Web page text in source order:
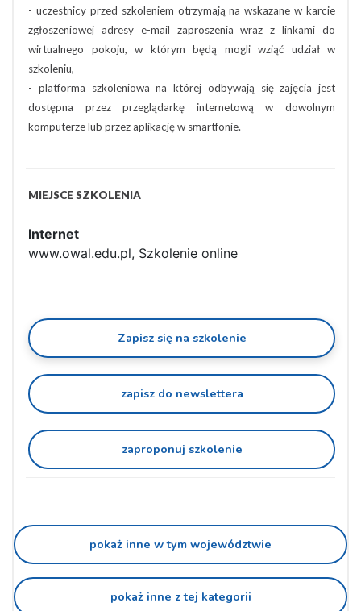
- uczestnicy przed szkoleniem otrzymają na wskazane w karcie
zgłoszeniowej adresy e-mail zaproszenia wraz z linkami do
wirtualnego pokoju, w którym będą mogli wziąć udział w
szkoleniu,
- platforma szkoleniowa na której odbywają się zajęcia jest
dostępna przez przeglądarkę internetową w dowolnym
komputerze lub przez aplikację w smartfonie.
MIEJSCE SZKOLENIA
Internet
www.owal.edu.pl, Szkolenie online
Zapisz się na szkolenie
zapisz do newslettera
zaproponuj szkolenie
pokaż inne w tym województwie
pokaż inne z tej kategorii